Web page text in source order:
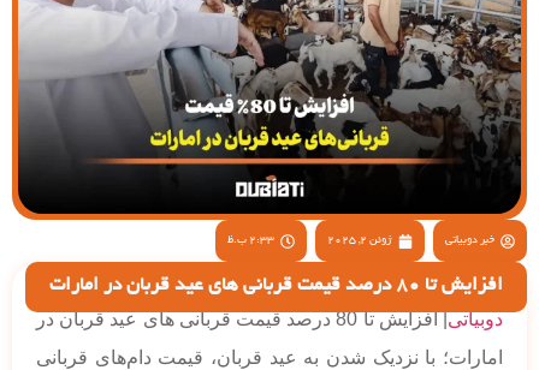
خبر دوبیاتی ژوئن 2, 2025 2:33 ب.ظ
افزایش تا 80 درصد قیمت قربانی های عید قربان در امارات
دوبیاتی
| افزایش تا 80 درصد قیمت قربانی های عید قربان در
امارات؛ با نزدیک شدن به عید قربان، قیمت دام‌های قربانی